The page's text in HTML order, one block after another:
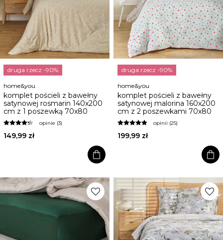
druga rzecz -90%
home&you
komplet pościeli z bawełny
satynowej rosmarin 140x200
cm z 1 poszewką 70x80
opinie (3)
149,99 zł
shopping_bag
druga rzecz -90%
home&you
komplet pościeli z bawełny
satynowej malorina 160x200
cm z 2 poszewkami 70x80
opinii (25)
199,99 zł
shopping_bag
favorite favorite